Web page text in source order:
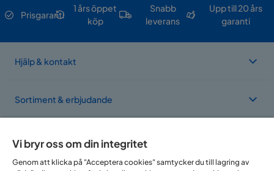
Prisgaranti
1 års öppet
köp
Snabb
leverans
Upp till 20 års
garanti
Hjälp & kontakt
Sortiment & erbjudande
Vi bryr oss om din integritet
Genom att klicka på "Acceptera cookies" samtycker du till lagring av